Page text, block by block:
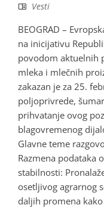
Vesti
BEOGRAD –
na inicijativu
povodom aktuelnih
mleka i mlečnih
zakazan je za 25.
poljoprivrede,
prihvatanje ovog
blagovremenog
Glavne teme
Razmena podataka
stabilnosti:
osetljivog agrarnog
daljih promena